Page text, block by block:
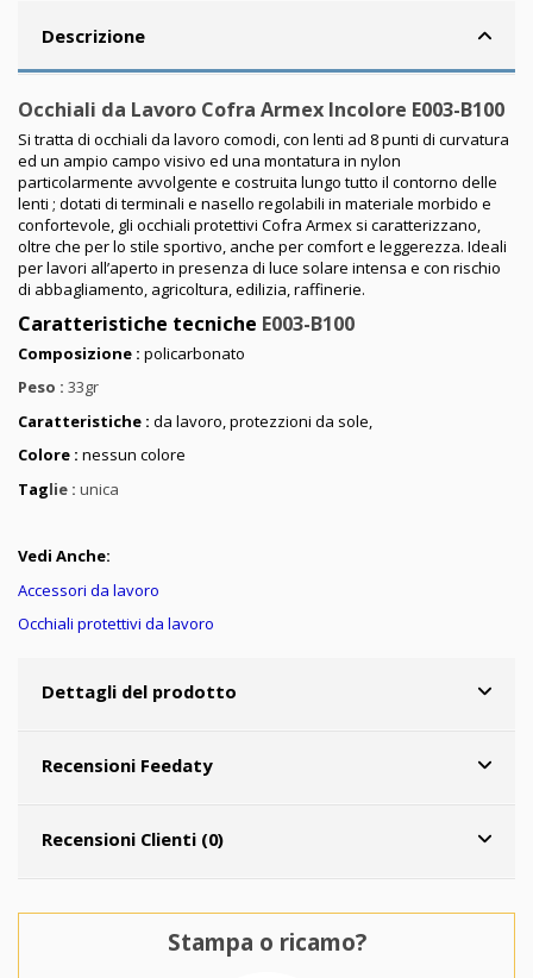
Descrizione
Occhiali da Lavoro Cofra Armex Incolore E003-B100
Si tratta di occhiali da lavoro comodi, con lenti ad 8 punti di curvatura
ed un ampio campo visivo ed una montatura in nylon
particolarmente avvolgente e costruita lungo tutto il contorno delle
lenti ; dotati di terminali e nasello regolabili in materiale morbido e
confortevole, gli occhiali protettivi Cofra Armex si caratterizzano,
oltre che per lo stile sportivo, anche per comfort e leggerezza. Ideali
per lavori all’aperto in presenza di luce solare intensa e con rischio
di abbagliamento, agricoltura, edilizia, raffinerie.
Caratteristiche tecniche E003-B100
Composizione : policarbonato
Peso : 33gr
Caratteristiche : da lavoro, protezzioni da sole,
Colore : nessun colore
Taglie : unica
Vedi Anche:
Accessori da lavoro
Occhiali protettivi da lavoro
Dettagli del prodotto
Recensioni Feedaty
Recensioni Clienti (0)
Stampa o ricamo?